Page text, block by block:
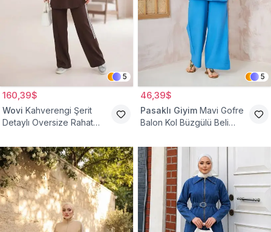
5
160,39$
Wovi Kahverengi Şerit
Detaylı Oversize Rahat
5
46,39$
Pasaklı Giyim Mavi Gofre
Balon Kol Büzgülü Beli
Takım